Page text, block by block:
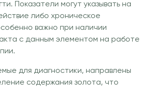
Показатели могут указывать на
либо хроническое
важно при наличии
с данным элементом на работе
для диагностики, направлены
содержания золота, что